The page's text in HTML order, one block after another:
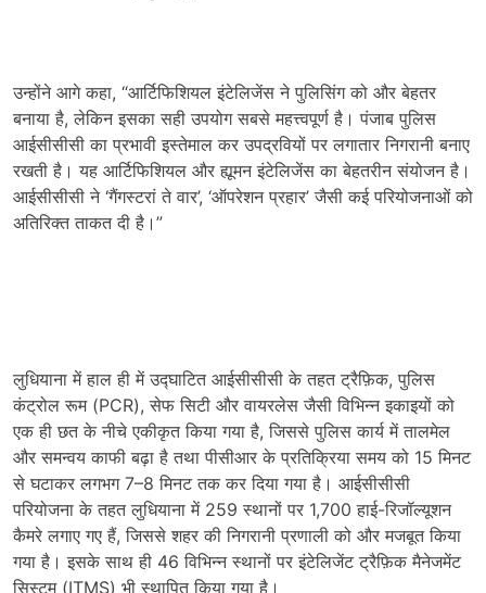
उन्होंने आगे कहा, “आर्टिफिशियल इंटेलिजेंस ने पुलिसिंग को और बेहतर
बनाया है, लेकिन इसका सही उपयोग सबसे महत्त्वपूर्ण है। पंजाब पुलिस
आईसीसीसी का प्रभावी इस्तेमाल कर उपद्रवियों पर लगातार निगरानी बनाए
रखती है। यह आर्टिफिशियल और ह्यूमन इंटेलिजेंस का बेहतरीन संयोजन है।
आईसीसीसी ने ‘गैंगस्टरां ते वार’, ‘ऑपरेशन प्रहार’ जैसी कई परियोजनाओं को
अतिरिक्त ताकत दी है।”
लुधियाना में हाल ही में उद्घाटित आईसीसीसी के तहत ट्रैफ़िक, पुलिस
कंट्रोल रूम (PCR), सेफ सिटी और वायरलेस जैसी विभिन्न इकाइयों को
एक ही छत के नीचे एकीकृत किया गया है, जिससे पुलिस कार्य में तालमेल
और समन्वय काफी बढ़ा है तथा पीसीआर के प्रतिक्रिया समय को 15 मिनट
से घटाकर लगभग 7–8 मिनट तक कर दिया गया है। आईसीसीसी
परियोजना के तहत लुधियाना में 259 स्थानों पर 1,700 हाई-रिजॉल्यूशन
कैमरे लगाए गए हैं, जिससे शहर की निगरानी प्रणाली को और मजबूत किया
गया है। इसके साथ ही 46 विभिन्न स्थानों पर इंटेलिजेंट ट्रैफ़िक मैनेजमेंट
सिस्टम (ITMS) भी स्थापित किया गया है।